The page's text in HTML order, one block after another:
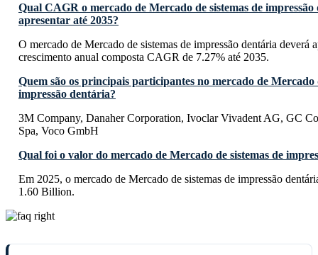
Qual CAGR o mercado de Mercado de sistemas de
apresentar até 2035?
O mercado de Mercado de sistemas de impressão dentária deverá
crescimento anual composta CAGR de 7.27% até 2035.
Quem são os principais participantes no mercado de Mercado
impressão dentária?
3M Company, Danaher Corporation, Ivoclar Vivadent AG, GC
Spa, Voco GmbH
Qual foi o valor do mercado de Mercado de sistemas de
Em 2025, o mercado de Mercado de sistemas de impressão
1.60 Billion.